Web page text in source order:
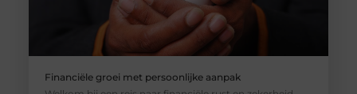
Financiële groei met persoonlijke aanpak